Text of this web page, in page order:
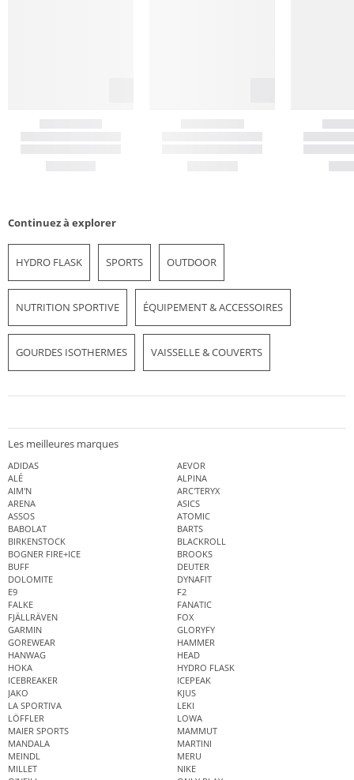
Continuez à explorer
HYDRO FLASK SPORTS OUTDOOR
NUTRITION SPORTIVE ÉQUIPEMENT & ACCESSOIRES
GOURDES ISOTHERMES VAISSELLE & COUVERTS
Les meilleures marques
ADIDAS
AEVOR
ALÉ
ALPINA
AIM'N
ARC'TERYX
ARENA
ASICS
ASSOS
ATOMIC
BABOLAT
BARTS
BIRKENSTOCK
BLACKROLL
BOGNER FIRE+ICE
BROOKS
BUFF
DEUTER
DOLOMITE
DYNAFIT
E9
F2
FALKE
FANATIC
FJÄLLRÄVEN
FOX
GARMIN
GLORYFY
GOREWEAR
HAMMER
HANWAG
HEAD
HOKA
HYDRO FLASK
ICEBREAKER
ICEPEAK
JAKO
KJUS
LA SPORTIVA
LEKI
LÖFFLER
LOWA
MAIER SPORTS
MAMMUT
MANDALA
MARTINI
MEINDL
MERU
MILLET
NIKE